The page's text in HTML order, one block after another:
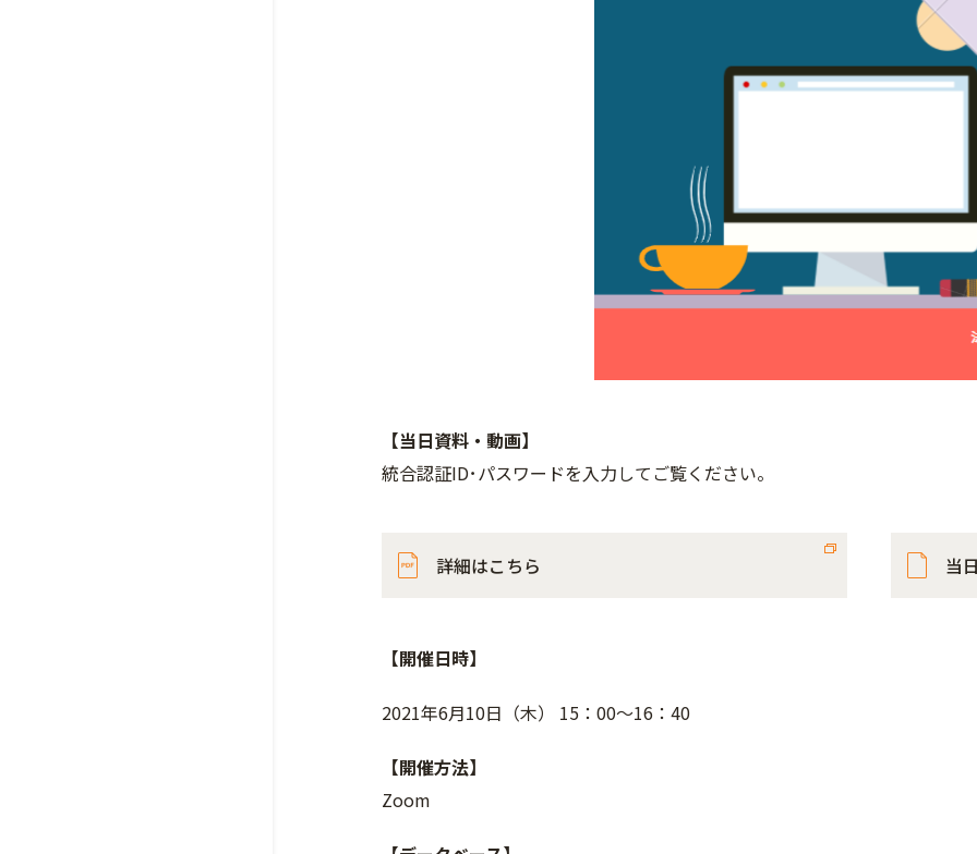
【当日資料・動画】
統合認証ID･パスワードを入力してご覧ください。
詳細はこちら 当
【開催日時】
2021年6月10日（木） 15：00～16：40
【開催方法】
Zoom